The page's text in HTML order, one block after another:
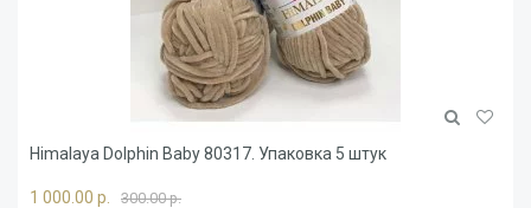
Himalaya Dolphin Baby 80317. Упаковка 5 штук
1 000.00 р. 300.00 р.